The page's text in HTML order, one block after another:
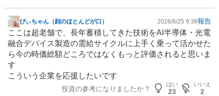
掲
示
板
記
事
ぴぃちゃん（顔のほとんどが口） 2026/6/25 9:38報告
ここは超老舗で、長年蓄積してきた技術をAI 半導体 ・光電
融合デバイス製造の需給サイクルに上手く乗って活かせた
ら今の時価総額どころではなくもっと評価されると思いま
す
こういう企業を応援したいです
投資の参考になりましたか？
はい
23
いいえ
2